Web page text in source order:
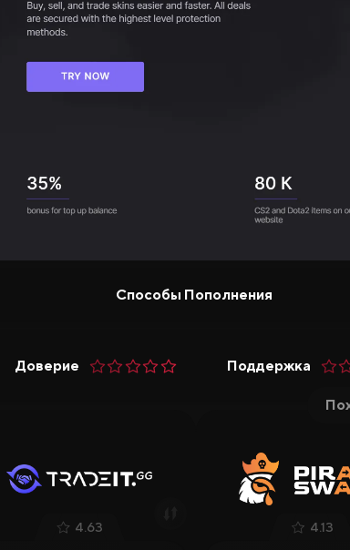
Способы Пополнения
Доверие Поддержка
4.63 4.13